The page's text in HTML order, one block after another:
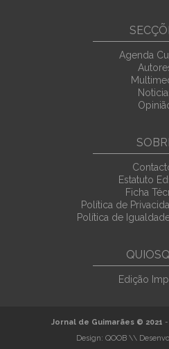
Agenda
Estatuto
Ficha
Política de
Política de
Edição
Jornal de Guimarães © 2021
Design: QOOB\\